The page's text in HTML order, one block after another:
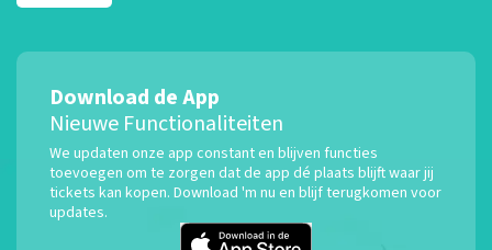
Download de App
Nieuwe Functionaliteiten
We updaten onze app constant en blijven functies
toevoegen om te zorgen dat de app dé plaats blijft waar jij
tickets kan kopen. Download 'm nu en blijf terugkomen voor
updates.